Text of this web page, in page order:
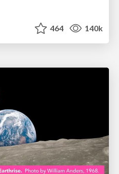
464 140k